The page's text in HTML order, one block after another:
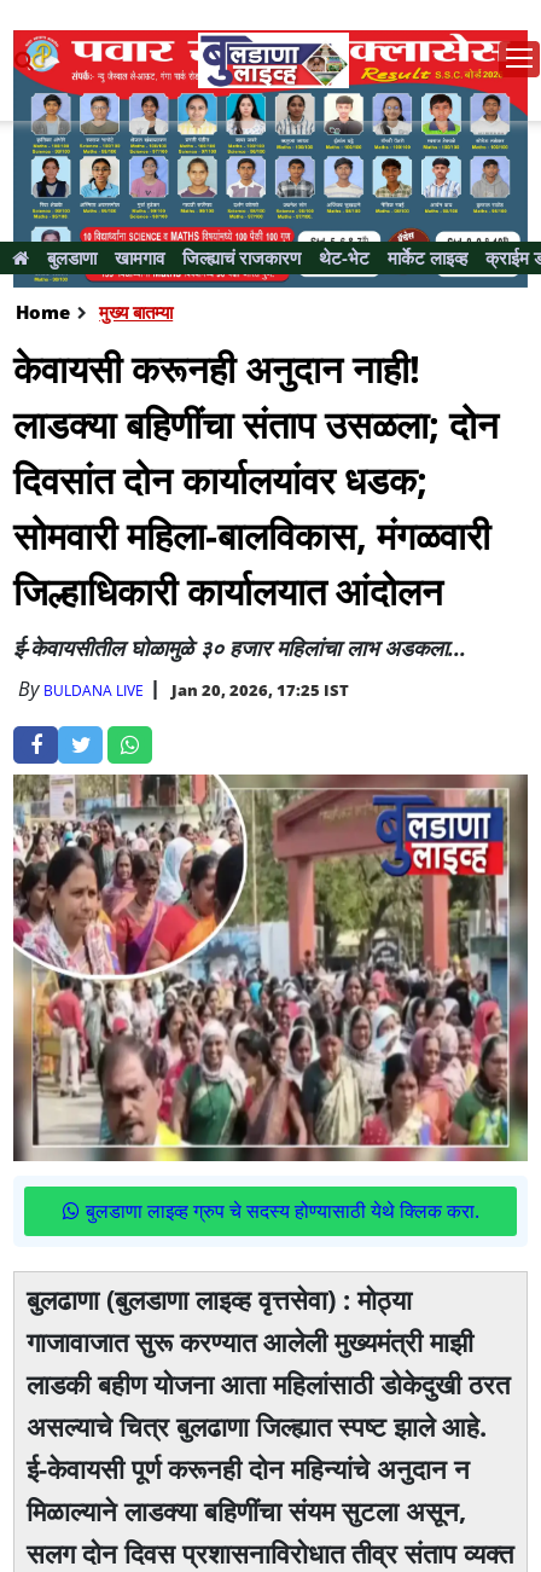
बुलडाणा खामगाव जिल्ह्याचं राजकारण थेट-भेट मार्केट लाइव्ह क्राईम
Home मुख्य बातम्या
केवायसी करूनही अनुदान नाही!
लाडक्या बहिणींचा संताप उसळला; दोन
दिवसांत दोन कार्यालयांवर धडक;
सोमवारी महिला-बालविकास, मंगळवारी
जिल्हाधिकारी कार्यालयात आंदोलन
ई-केवायसीतील घोळामुळे ३० हजार महिलांचा लाभ अडकला...
By BULDANA LIVE Jan 20, 2026, 17:25 IST
बुलडाणा लाइव्ह ग्रुप चे सदस्य होण्यासाठी येथे क्लिक करा.
बुलढाणा (बुलडाणा लाइव्ह वृत्तसेवा) : मोठ्या
गाजावाजात सुरू करण्यात आलेली मुख्यमंत्री माझी
लाडकी बहीण योजना आता महिलांसाठी डोकेदुखी ठरत
असल्याचे चित्र बुलढाणा जिल्ह्यात स्पष्ट झाले आहे.
ई-केवायसी पूर्ण करूनही दोन महिन्यांचे अनुदान न
मिळाल्याने लाडक्या बहिणींचा संयम सुटला असून,
सलग दोन दिवस प्रशासनाविरोधात तीव्र संताप व्यक्त